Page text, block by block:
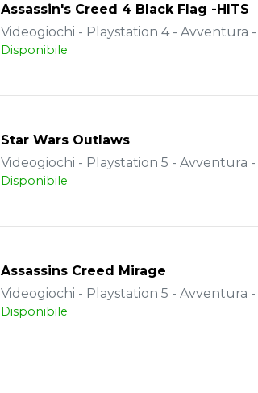
Assassin's Creed 4 Black Flag -HITS
Videogiochi - Playstation 4 - Avventura
Disponibile
Star Wars Outlaws
Videogiochi - Playstation 5 - Avventura
Disponibile
Assassins Creed Mirage
Videogiochi - Playstation 5 - Avventura -
Disponibile